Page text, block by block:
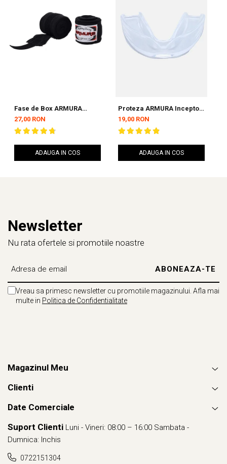
Fase de Box ARMURA
Inceptos Negre 4,5 metri
27,00 RON
ADAUGA IN COS
Proteza ARMURA Inceptos
19,00 RON
ADAUGA IN COS
Newsletter
Nu rata ofertele si promotiile noastre
Vreau sa primesc newsletter cu promotiile magazinului. Afla mai
multe in Politica de Confidentialitate
Magazinul Meu
Clienti
Date Comerciale
Suport Clienti Luni - Vineri: 08:00 – 16:00 Sambata -
Dumnica: Inchis
0722151304